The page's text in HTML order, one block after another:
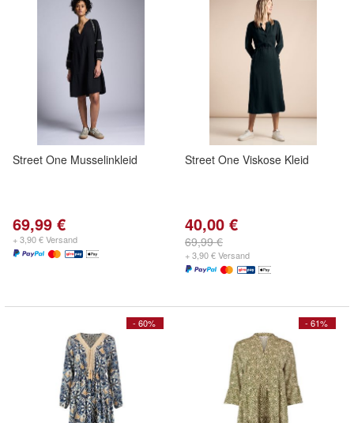
Street One Musselinkleid
69,99 €
+ 3,90 € Versand
Street One Viskose Kleid
40,00 €
69,99 €
+ 3,90 € Versand
- 60% - 61%